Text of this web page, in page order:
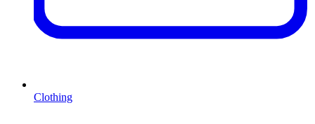
Clothing